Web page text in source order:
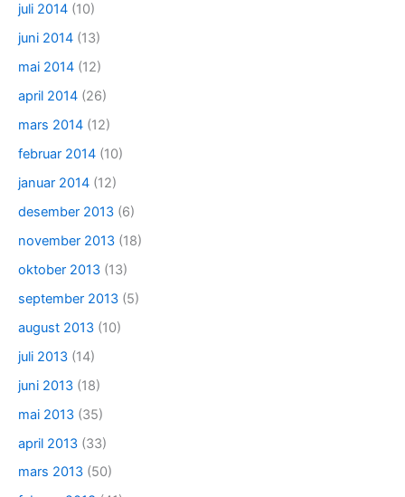
juli 2014 (10)
juni 2014 (13)
mai 2014 (12)
april 2014 (26)
mars 2014 (12)
februar 2014 (10)
januar 2014 (12)
desember 2013 (6)
november 2013 (18)
oktober 2013 (13)
september 2013 (5)
august 2013 (10)
juli 2013 (14)
juni 2013 (18)
mai 2013 (35)
april 2013 (33)
mars 2013 (50)